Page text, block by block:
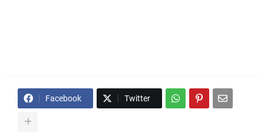
Facebook Twitter